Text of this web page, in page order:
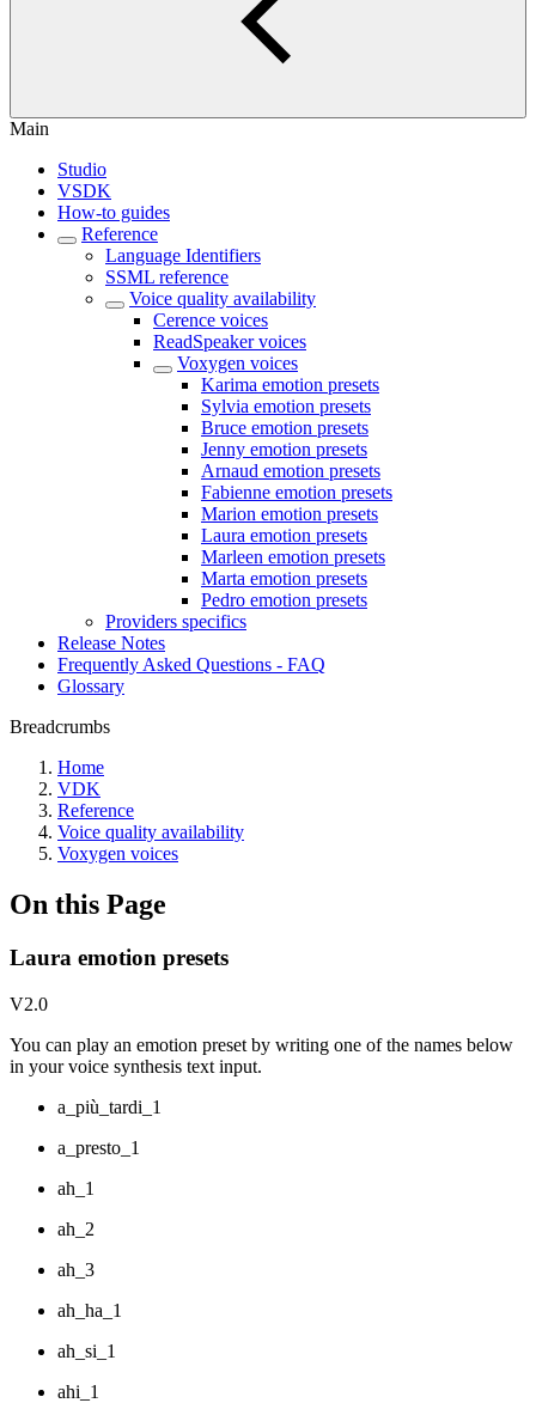
Main
Studio
VSDK
How-to guides
Reference
Language Identifiers
SSML reference
Voice quality availability
Cerence voices
ReadSpeaker voices
Voxygen voices
Karima emotion presets
Sylvia emotion presets
Bruce emotion presets
Jenny emotion presets
Arnaud emotion presets
Fabienne emotion presets
Marion emotion presets
Laura emotion presets
Marleen emotion presets
Marta emotion presets
Pedro emotion presets
Providers specifics
Release Notes
Frequently Asked Questions - FAQ
Glossary
Breadcrumbs
Home
VDK
Reference
Voice quality availability
Voxygen voices
On this Page
Laura emotion presets
V2.0
You can play an emotion preset by writing one of the names below
in your voice synthesis text input.
a_più_tardi_1
a_presto_1
ah_1
ah_2
ah_3
ah_ha_1
ah_si_1
ahi_1